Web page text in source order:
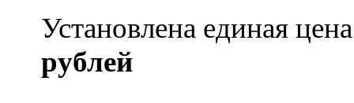
Установлена единая
рублей